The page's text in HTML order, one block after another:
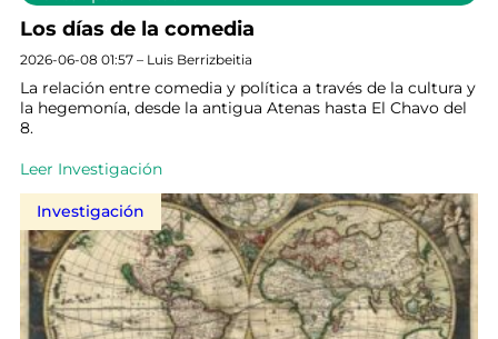
Los días de la comedia
2026-06-08 01:57 – Luis Berrizbeitia
La relación entre comedia y política a través de la cultura y
la hegemonía, desde la antigua Atenas hasta El Chavo del
8.
Leer Investigación
Investigación